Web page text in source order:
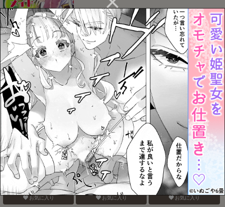
メイドインヘヴン
お気に入り
なるこれぃぷしぃ!
お気に入り
鳴子くんの夏休み日記
お気に入り
そこにお尻があったか
ら。
お気に入り
Blue Paranoia
お気に入り
バナナスプリットホット
ファッジサンデー
お気に入り